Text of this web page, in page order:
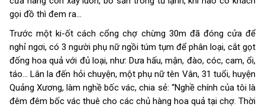
gọi đồ thì đem ra...
Trước một ki-ốt cách cổng chợ chừng 30m đã đóng cửa để
nghỉ ngơi, có 3 người phụ nữ ngồi túm tụm để phân loại, cắt gọt
đống hoa quả với đủ loại, như: Dưa hấu, mận, đào, cóc, cam, ổi,
táo... Lân la đến hỏi chuyện, một phụ nữ tên Vân, 31 tuổi, huyện
Quảng Xương, làm nghề bốc vác, chia sẻ: “Nghề chính của tôi là
đêm đêm bốc vác thuê cho các chủ hàng hoa quả tại chợ. Thời